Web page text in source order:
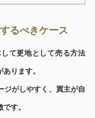
るべきケース
て更地として売る方法
ります。
ジがしやすく、買主が自
す。